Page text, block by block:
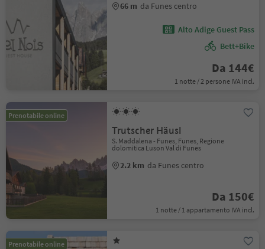
66 m da Funes centro
Alto Adige Guest Pass
Bett+Bike
Da 144€
1 notte / 2 persone IVA incl.
Prenotabile online
Trutscher Häusl
S. Maddalena - Funes, Funes, Regione
dolomitica Luson Val di Funes
2.2 km da Funes centro
Da 150€
1 notte / 1 appartamento IVA incl.
Prenotabile online